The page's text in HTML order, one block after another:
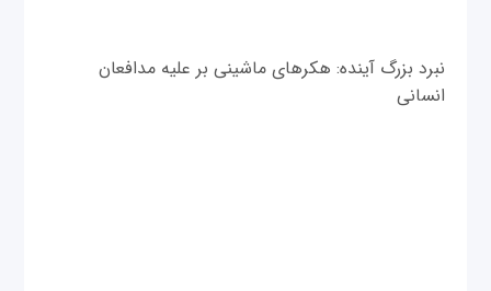
نبرد بزرگ آینده: هکرهای ماشینی بر علیه مدافعان
انسانی